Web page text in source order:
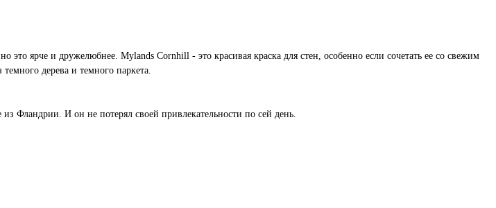
это ярче и дружелюбнее. Mylands Cornhill - это красивая краска для стен, особенно если сочетать ее со свежим
дерева и темного паркета.
Фландрии. И он не потерял своей привлекательности по сей день.